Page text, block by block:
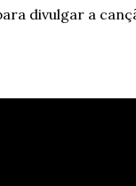
divulgar a